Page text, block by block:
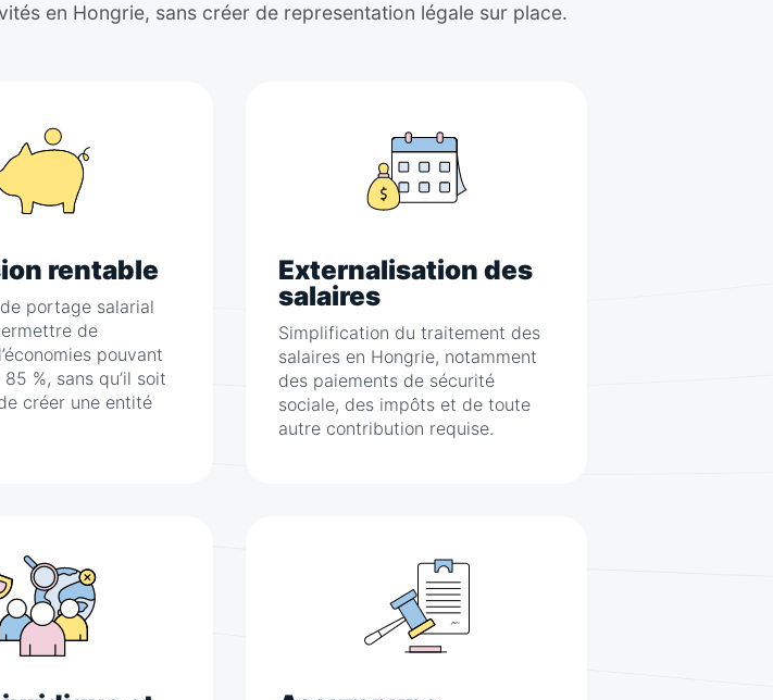
en Hongrie, sans créer de representation légale sur place.
rentable
portage salarial
de
pouvant
85 %, sans qu’il soit
créer une entité
Externalisation des
salaires
Simplification du traitement des
salaires en Hongrie, notamment
des paiements de sécurité
sociale, des impôts et de toute
autre contribution requise.